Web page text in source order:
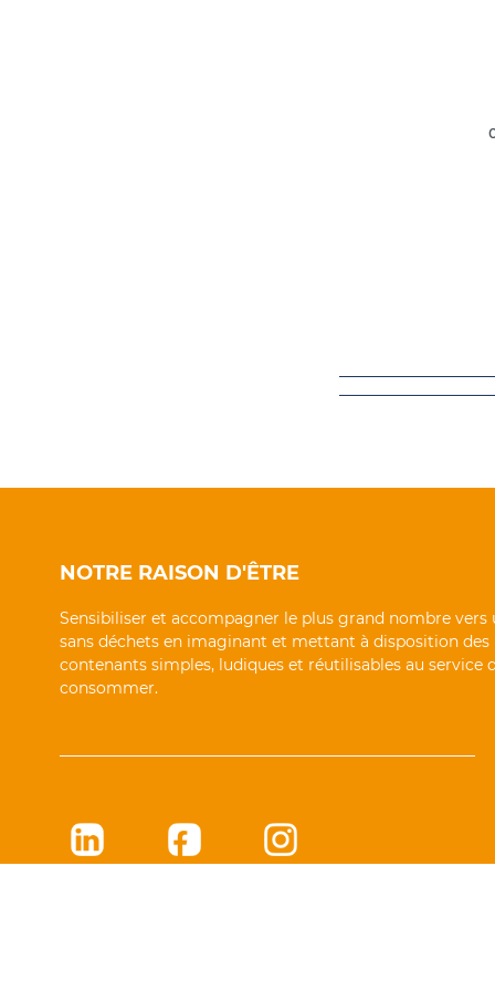
NOTRE RAISON D'ÊTRE
Sensibiliser et accompagner le plus grand nombre vers
sans déchets en imaginant et mettant à disposition des
contenants simples, ludiques et réutilisables au service
consommer.